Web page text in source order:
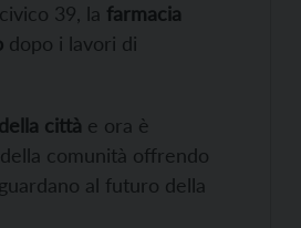
39, la farmacia
dopo i lavori di
città e ora è
comunità offrendo
al futuro della